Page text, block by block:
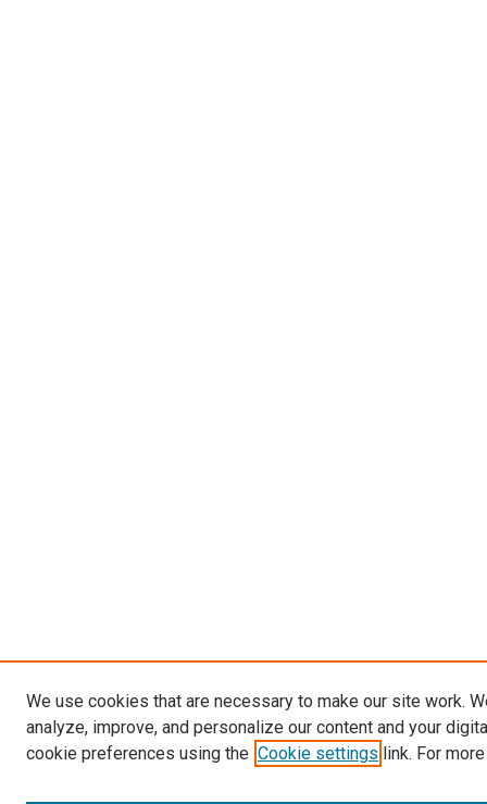
We use cookies that are necessary to make our site work.
analyze, improve, and personalize our content and your
cookie preferences using the Cookie settings link. For